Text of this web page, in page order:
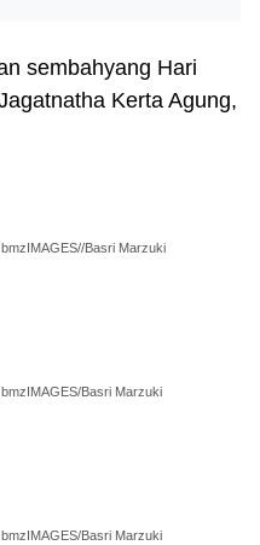
sembahyang Hari
Kerta Agung,
bmzIMAGES//Basri Marzuki
bmzIMAGES/Basri Marzuki
bmzIMAGES/Basri Marzuki